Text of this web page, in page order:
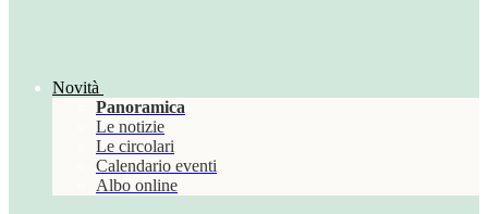
Novità
Panoramica
Le notizie
Le circolari
Calendario eventi
Albo online